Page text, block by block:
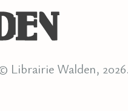
Librairie Walden,